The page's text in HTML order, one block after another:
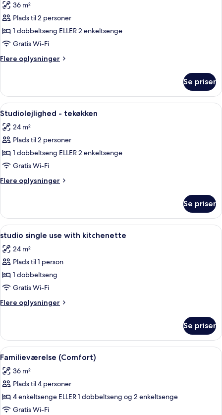
billeder
af
Comfort-
værelse
med
dobbeltseng
2
enkeltsenge
36 m²
Plads til 2 personer
1 dobbeltseng ELLER 2 enkeltsenge
Gratis Wi-Fi
Flere oplysninger
Flere
værelse
med
dobbeltseng
2
enkeltsenge
Se priser
Indlæs
alle
billeder
af
Studiolejlighed
-
tekøkken
Allergivenligt sengetøj, pengeskab
6
Studiolejlighed - tekøkken
24 m²
Plads til 2 personer
1 dobbeltseng ELLER 2 enkeltsenge
Gratis Wi-Fi
Flere oplysninger
Flere
-
tekøkken
Se priser
Indlæs
alle
billeder
af
studio
single
use
with
Allergivenligt sengetøj, pengeskab
6
studio single use with kitchenette
24 m²
Plads til 1 person
1 dobbeltseng
Gratis Wi-Fi
Flere oplysninger
Flere
single
use
with
Se priser
Indlæs
alle
billeder
af
Familieværelse
(Comfort)
Allergivenligt sengetøj, pengeskab
11
Familieværelse (Comfort)
36 m²
Plads til 4 personer
4 enkeltsenge ELLER 1 dobbeltseng og 2 enkeltsenge
Gratis Wi-Fi